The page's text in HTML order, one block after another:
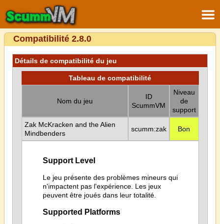
Compatibilité 2.8.0
Détails de compatibilité du jeu
Tableau de compatibilité
Nom du jeu
ID
ScummVM
Niveau
de
support
Zak McKracken and the Alien
Mindbenders
scumm:zak Bon
Support Level
Le jeu présente des problèmes mineurs qui
n'impactent pas l'expérience. Les jeux
peuvent être joués dans leur totalité.
Supported Platforms